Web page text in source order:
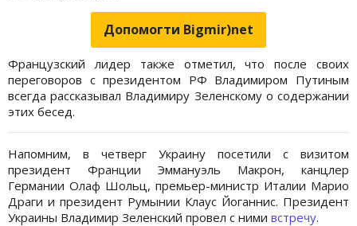
Допомогти Bigmir)net
Французский лидер также отметил, что после своих
переговоров с президентом РФ Владимиром Путиным
всегда рассказывал Владимиру Зеленскому о содержании
этих бесед.
Напомним, в четверг Украину посетили с визитом
президент Франции Эммануэль Макрон, канцлер
Германии Олаф Шольц, премьер-министр Италии Марио
Драги и президент Румынии Клаус Йоганнис. Президент
Украины Владимир Зеленский провел с ними встречу.